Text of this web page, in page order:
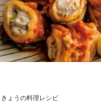
ょうの料理レシピ